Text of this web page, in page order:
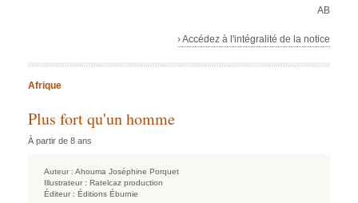
AB
› Accédez à l'intégralité de la notice
Afrique
Plus fort qu'un homme
À partir de 8 ans
Auteur : Ahouma Joséphine Porquet
Illustrateur : Ratelcaz production
Éditeur : Éditions Éburnie